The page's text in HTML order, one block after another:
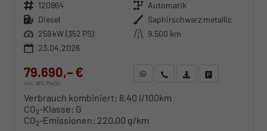
Fahrzeugnr. 120964 Getriebe Automatik
Kraftstoff Diesel Außenfarbe Saphirschwarz metallic
Leistung 259 kW (352 PS) Kilometerstand 9.500 km
23.04.2026
79.690,– €
incl. 19% MwSt.
WhatsApp anfragen
Wir rufen Sie anFahrzeugexposé (PDF)
Verbrauch kombiniert: 8,40 l/100km
CO2-Klasse: G
CO2-Emissionen: 220,00 g/km